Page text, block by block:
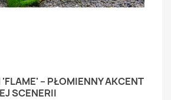
– PŁOMIENNY AKCENT
SCENERII